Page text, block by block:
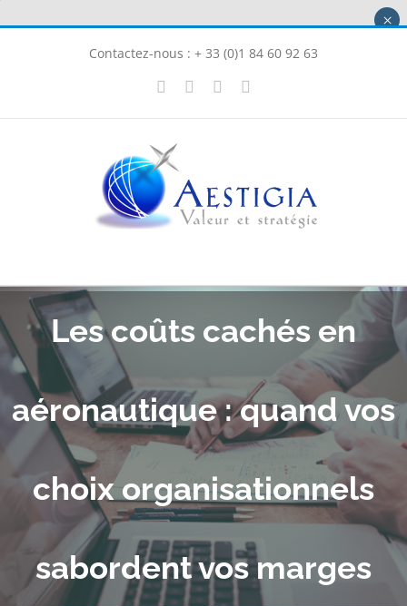
Contactez-nous : + 33 (0)1 84 60 92 63
LinkedInInstagram
Les coûts cachés en
aéronautique : quand vos
choix organisationnels
sabordent vos marges
×